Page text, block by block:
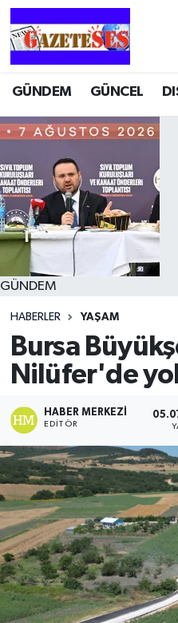
GÜNDEM GÜNCEL
GÜNDEM
HABERLER YAŞAM
Bursa
Nilüfer'de
HABER MERKEZI
EDITÖR